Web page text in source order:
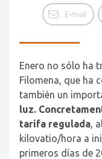
E-mail
Enero no sólo ha
Filomena, que ha
también un
luz.
tarifa regulada,
kilovatio/hora a
primeros días de